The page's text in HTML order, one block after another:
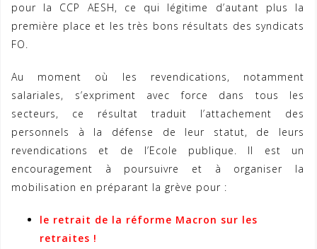
pour la CCP AESH, ce qui légitime d’autant plus la
première place et les très bons résultats des syndicats
FO.
Au moment où les revendications, notamment
salariales, s’expriment avec force dans tous les
secteurs, ce résultat traduit l’attachement des
personnels à la défense de leur statut, de leurs
revendications et de l’Ecole publique. Il est un
encouragement à poursuivre et à organiser la
mobilisation en préparant la grève pour :
le retrait de la réforme Macron sur les
retraites !